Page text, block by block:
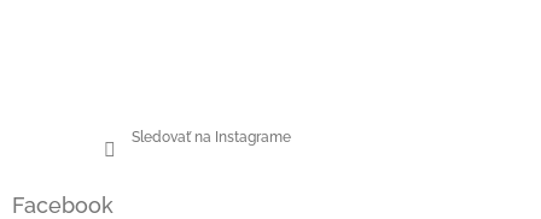
Sledovať na Instagrame
Facebook